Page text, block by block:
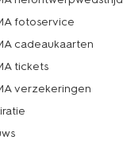
fotoservice
cadeaukaarten
tickets
verzekeringen